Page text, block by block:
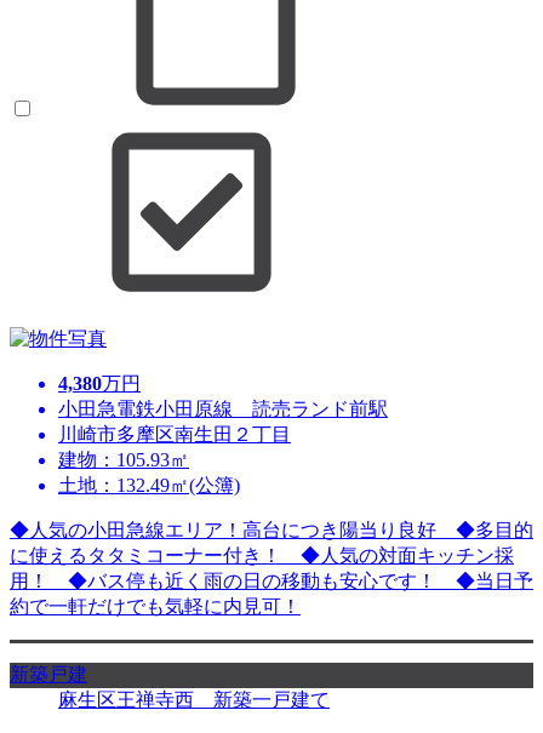
4,380万円
小田急電鉄小田原線 読売ランド前駅
川崎市多摩区南生田２丁目
建物：105.93㎡
土地：132.49㎡(公簿)
◆人気の小田急線エリア！高台につき陽当り良好 ◆多目的
に使えるタタミコーナー付き！ ◆人気の対面キッチン採
用！ ◆バス停も近く雨の日の移動も安心です！ ◆当日予
約で一軒だけでも気軽に内見可！
新築戸建
麻生区王禅寺西 新築一戸建て